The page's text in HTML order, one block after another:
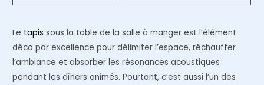
Le tapissous la table de la salle à manger est l’élément
déco par excellence pour délimiter l’espace, réchauffer
l’ambiance et absorber les résonances acoustiques
pendant les dîners animés. Pourtant, c’est aussi l’un des